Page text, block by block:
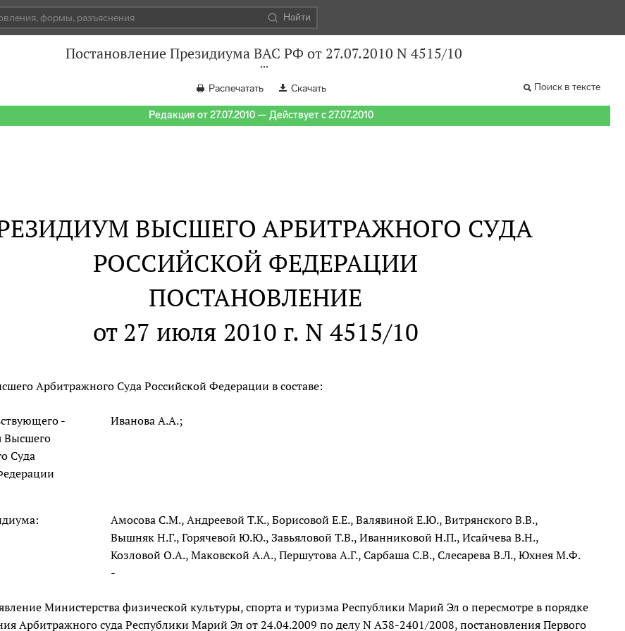
Найти
Постановление Президиума ВАС РФ от 27.07.2010 N 4515/10
Распечатать Скачать Поиск в тексте
Редакция от 27.07.2010 — Действует с 27.07.2010
ВЫСШЕГО АРБИТРАЖНОГО СУДА
РОССИЙСКОЙ ФЕДЕРАЦИИ
ПОСТАНОВЛЕНИЕ
от 27 июля 2010 г. N 4515/10
Арбитражного Суда Российской Федерации в составе:
-
Высшего
Суда
Иванова А.А.;
Амосова С.М., Андреевой Т.К., Борисовой Е.Е., Валявиной Е.Ю., Витрянского В.В.,
Вышняк Н.Г., Горячевой Ю.Ю., Завьяловой Т.В., Иванниковой Н.П., Исайчева В.Н.,
Козловой О.А., Маковской А.А., Першутова А.Г., Сарбаша С.В., Слесарева В.Л., Юхнея М.Ф.
-
Министерства физической культуры, спорта и туризма Республики Марий Эл о пересмотре в порядке
Арбитражного суда Республики Марий Эл от 24.04.2009 по делу N А38-2401/2008, постановления Первого